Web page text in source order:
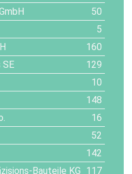
50
5
160
129
10
148
16
52
142
Bauteile KG 117